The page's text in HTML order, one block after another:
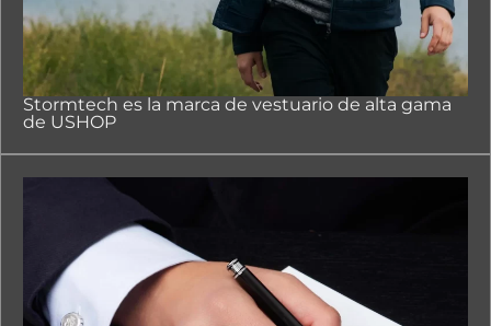
Stormtech es la marca de vestuario de alta gama
de USHOP